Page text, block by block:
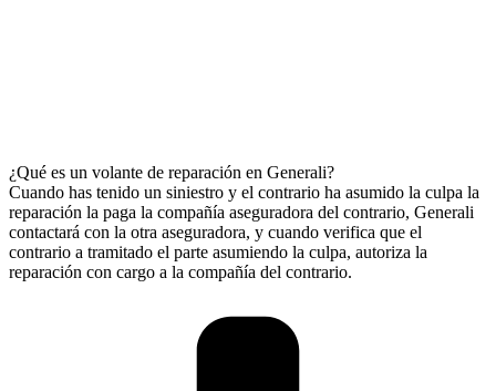
¿Qué es un volante de reparación en Generali?
Cuando has tenido un siniestro y el contrario ha asumido la culpa la
reparación la paga la compañía aseguradora del contrario, Generali
contactará con la otra aseguradora, y cuando verifica que el
contrario a tramitado el parte asumiendo la culpa, autoriza la
reparación con cargo a la compañía del contrario.